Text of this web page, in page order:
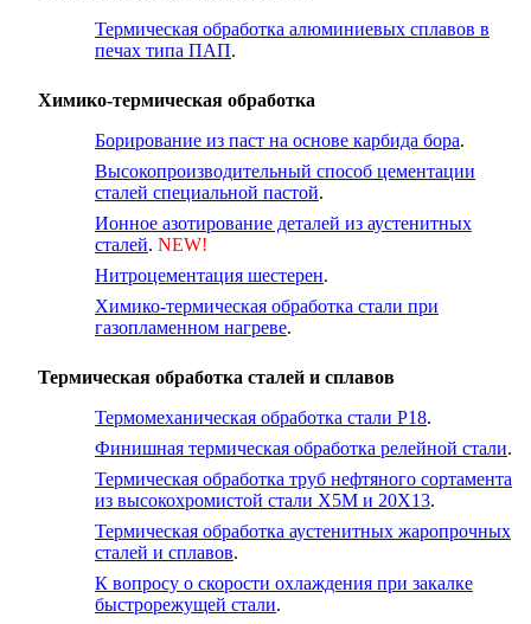
Термическая обработка алюминиевых сплавов в
печах типа ПАП.
Химико-термическая обработка
Борирование из паст на основе карбида бора.
Высокопроизводительный способ цементации
сталей специальной пастой.
Ионное азотирование деталей из аустенитных
сталей. NEW!
Нитроцементация шестерен.
Химико-термическая обработка стали при
газопламенном нагреве.
Термическая обработка сталей и сплавов
Термомеханическая обработка стали Р18.
Финишная термическая обработка релейной стали.
Термическая обработка труб нефтяного сортамента
из высокохромистой стали Х5М и 20Х13.
Термическая обработка аустенитных жаропрочных
сталей и сплавов.
К вопросу о скорости охлаждения при закалке
быстрорежущей стали.